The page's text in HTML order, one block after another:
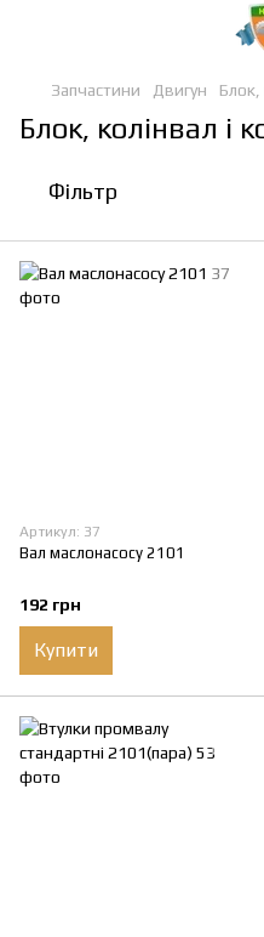
Запчастини Двигун Блок,
Блок, колінвал і
Фільтр
Артикул: 37
Вал маслонасосу 2101
192 грн
Купити